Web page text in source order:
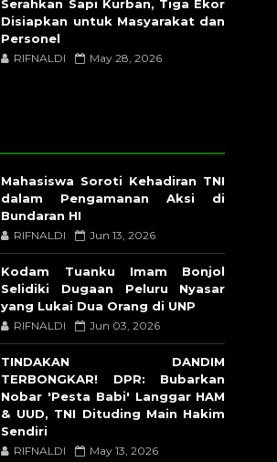
Serahkan Sapi Kurban, Tiga Ekor
Disiapkan untuk Masyarakat dan
Personel
RIFNALDI May 28, 2026
Mahasiswa Soroti Kehadiran TNI
dalam Pengamanan Aksi di
Bundaran HI
RIFNALDI Jun 13, 2026
Kodam Tuanku Imam Bonjol
Selidiki Dugaan Peluru Nyasar
yang Lukai Dua Orang di UNP
RIFNALDI Jun 03, 2026
TINDAKAN DANDIM
TERBONGKAR! DPR: Bubarkan
Nobar 'Pesta Babi' Langgar HAM
& UUD, TNI Dituding Main Hakim
Sendiri
RIFNALDI May 13, 2026